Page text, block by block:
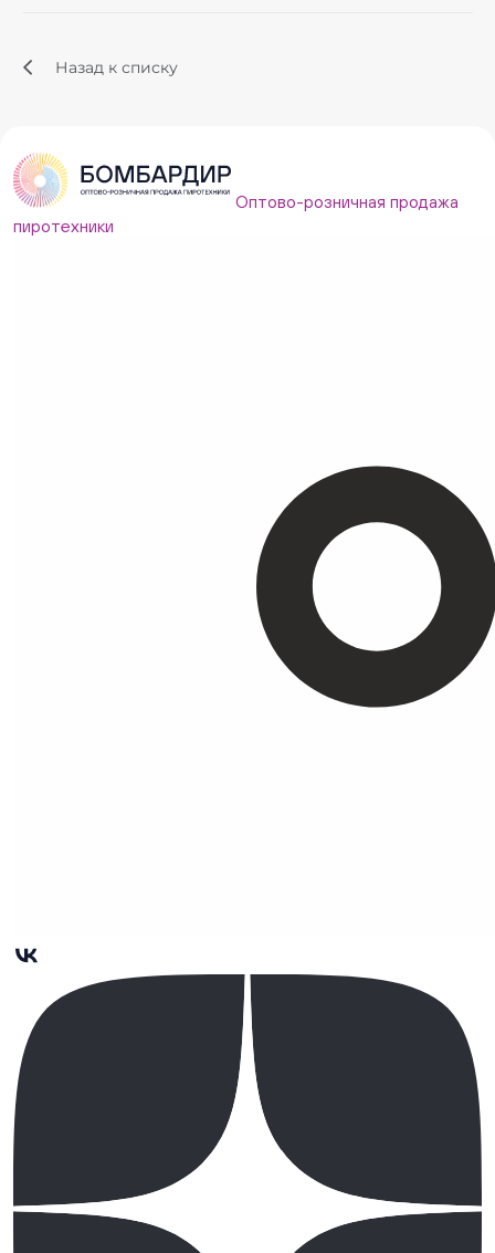
Назад к списку
Оптово-розничная продажа
пиротехники